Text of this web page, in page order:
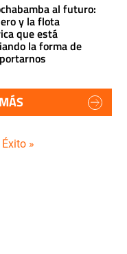
al futuro:
y la flota
que está
la forma de
»